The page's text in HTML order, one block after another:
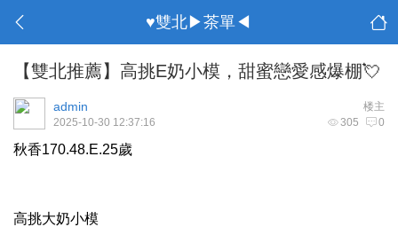
♥雙北▶茶單◀
【雙北推薦】高挑E奶小模，甜蜜戀愛感爆棚💘
楼主
admin
305 0
2025-10-30 12:37:16
秋香170.48.E.25歲
高挑大奶小模